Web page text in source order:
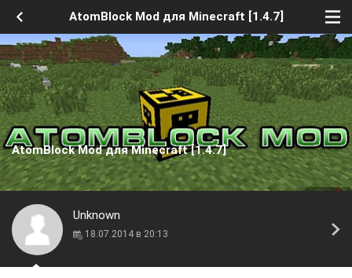
AtomBlock Mod для Minecraft [1.4.7]
AtomBlock Mod для Minecraft [1.4.7]
Unknown
18.07.2014 в 20:13